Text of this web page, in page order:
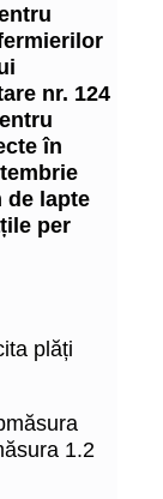
nr. 124
în
de lapte
per
plăți
1.2